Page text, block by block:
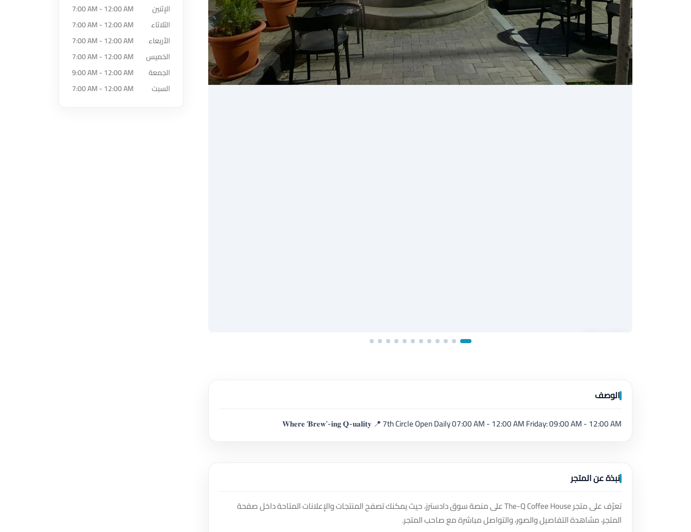
الوصف
𝐖𝐡𝐞𝐫𝐞 ‘𝐁𝐫𝐞𝐰’-𝐢𝐧𝐠 𝐐-𝐮𝐚𝐥𝐢𝐭𝐲 📍 7th Circle Open Daily 07:00 AM - 12:00 AM Friday: 09:00 AM - 12:00 AM
نبذة عن المتجر
تعرّف على متجر The-Q Coffee House على منصة سوق دادسترز، حيث يمكنك تصفح المنتجات والإعلانات المتاحة داخل صفحة
المتجر، مشاهدة التفاصيل والصور، والتواصل مباشرة مع صاحب المتجر.
الإثنين
7:00 AM - 12:00 AM
الثلاثاء
7:00 AM - 12:00 AM
الأربعاء
7:00 AM - 12:00 AM
الخميس
7:00 AM - 12:00 AM
الجمعة
9:00 AM - 12:00 AM
السبت
7:00 AM - 12:00 AM